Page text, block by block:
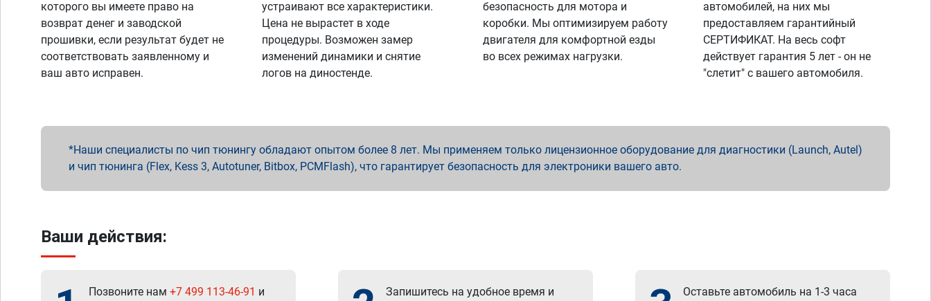
которого вы имеете право на
возврат денег и заводской
прошивки, если результат будет не
соответствовать заявленному и
ваш авто исправен.
устраивают все характеристики.
Цена не вырастет в ходе
процедуры. Возможен замер
изменений динамики и снятие
логов на диностенде.
безопасность для мотора и
коробки. Мы оптимизируем работу
двигателя для комфортной езды
во всех режимах нагрузки.
автомобилей, на них мы
предоставляем гарантийный
СЕРТИФИКАТ. На весь софт
действует гарантия 5 лет - он не
"слетит" с вашего автомобиля.
Наши специалисты по чип тюнингу обладают опытом более 8 лет. Мы применяем только лицензионное оборудование для диагностики (Launch, Autel)
и чип тюнинга (Flex, Kess 3, Autotuner, Bitbox, PCMFlash), что гарантирует безопасность для электроники вашего авто.
Ваши действия:
Позвоните нам +7 499 113-46-91 и Запишитесь на удобное время и Оставьте автомобиль на 1-3 часа